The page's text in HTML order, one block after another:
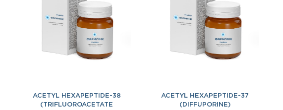
ACETYL HEXAPEPTIDE-38
(TRIFLUOROACETATE
ACETYL HEXAPEPTIDE-37
(DIFFUPORINE)